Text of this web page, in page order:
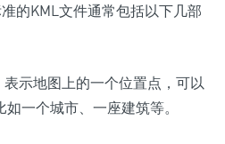
的KML文件通常包括以下几部
表示地图上的一个位置点，可以
一个城市、一座建筑等。